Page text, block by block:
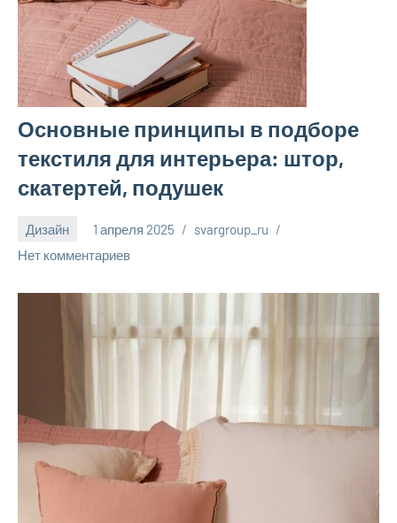
Основные принципы в подборе
текстиля для интерьера: штор,
скатертей, подушек
Дизайн 1 апреля 2025
svargroup_ru
Нет комментариев